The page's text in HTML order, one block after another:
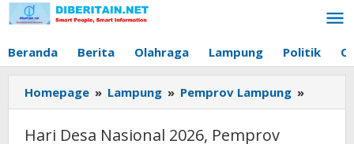
Lewati
ke
Beranda Berita Olahraga Lampung Politik
Homepage » Lampung » Pemprov Lampung »
Desa
Hari Desa Nasional 2026, Pemprov